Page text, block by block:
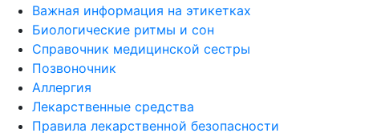
Важная информация на этикетках
Биологические ритмы и сон
Справочник медицинской сестры
Позвоночник
Аллергия
Лекарственные средства
Правила лекарственной безопасности